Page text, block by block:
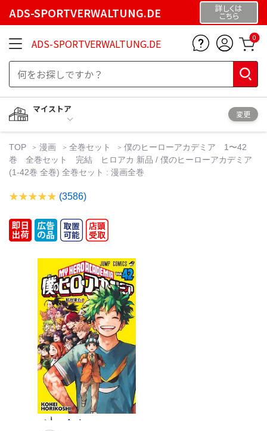
ADS-SPORTVERWALTUNG.DE 詳しくは
こちら
ADS-SPORTVERWALTUNG.DE 0
マイストア
変更
TOP 漫画 全巻セット
僕のヒーローアカデミア 1〜42
巻 全巻セット 完結 ヒロアカ 新品 / 僕のヒーローアカデミア
(1-42巻 全巻) 全巻セット : 漫画全巻
(3586)